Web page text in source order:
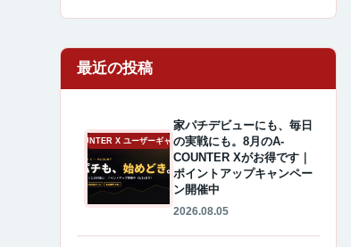
最近の投稿
A-COUNTER X ユーザーギャラリー
家パチデビューにも、毎日
の実戦にも。8月のA-
COUNTER Xがお得です｜
ポイントアップキャンペー
ン開催中
2026.08.05